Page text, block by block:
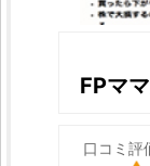
FPマ
口コミ評